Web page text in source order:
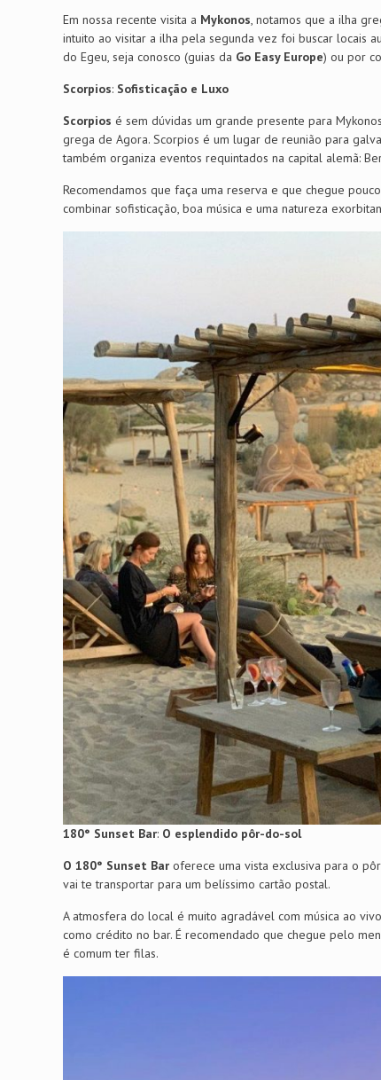
Em nossa recente visita a Mykonos, notamos que a ilha
intuito ao visitar a ilha pela segunda vez foi buscar locais
do Egeu, seja conosco (guias da Go Easy Europe) ou por
Scorpios: Sofisticação e Luxo
Scorpios é sem dúvidas um grande presente para
grega de Agora. Scorpios é um lugar de reunião para
também organiza eventos requintados na capital alemã:
Recomendamos que faça uma reserva e que chegue
combinar sofisticação, boa música e uma natureza
180° Sunset Bar: O esplendido pôr-do-sol
O 180° Sunset Baroferece uma vista exclusiva para o
vai te transportar para um belíssimo cartão postal.
A atmosfera do local é muito agradável com música ao
como crédito no bar. É recomendado que chegue pelo
é comum ter filas.